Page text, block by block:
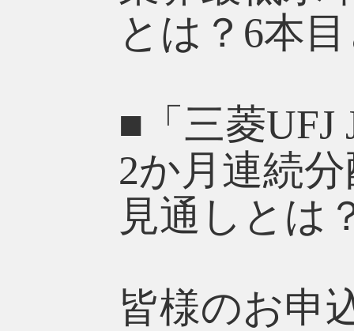
とは？6本
■「三菱UFJ
2か月連続
見通しとは
皆様のお申